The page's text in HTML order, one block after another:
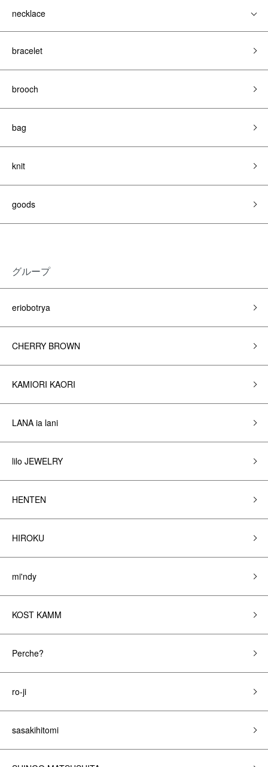
necklace
bracelet
brooch
bag
knit
goods
グループ
eriobotrya
CHERRY BROWN
KAMIORI KAORI
LANA ia lani
lilo JEWELRY
HENTEN
HIROKU
mi'ndy
KOST KAMM
Perche?
ro-ji
sasakihitomi